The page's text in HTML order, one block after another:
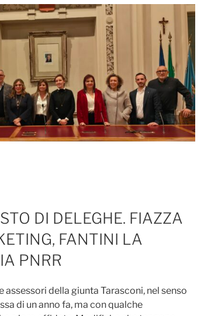
DI DELEGHE. FIAZZA
FANTINI LA
PNRR
assessori della giunta Tarasconi, nel senso
di un anno fa, ma con qualche